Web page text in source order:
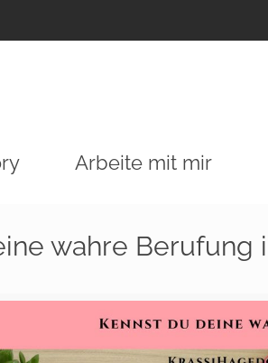
Arbeite mit mir
wahre Berufung